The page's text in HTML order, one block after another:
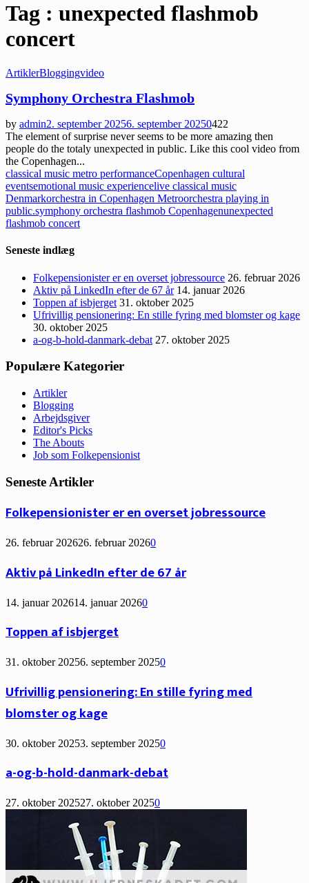
Tag : unexpected flashmob
concert
ArtiklerBloggingvideo
Symphony Orchestra Flashmob
by admin2. september 20256. september 20250422
The element of surprise never seems to be more amazing then
people do the totaly unexpected in public. Like this cool video from
the Copenhagen...
classical music metro performanceCopenhagen cultural
eventsemotional music experiencelive classical music
Denmarkorchestra in Copenhagen Metroorchestra playing in
public.symphony orchestra flashmob Copenhagenunexpected
flashmob concert
Seneste indlæg
Folkepensionister er en overset jobressource 26. februar 2026
Aktiv på LinkedIn efter de 67 år 14. januar 2026
Toppen af isbjerget 31. oktober 2025
Ufrivillig pensionering: En stille fyring med blomster og kage
30. oktober 2025
a-og-b-hold-danmark-debat 27. oktober 2025
Populære Kategorier
Artikler
Blogging
Arbejdsgiver
Editor's Picks
The Abouts
Job som Folkepensionist
Seneste Artikler
Folkepensionister er en overset jobressource
26. februar 202626. februar 20260
Aktiv på LinkedIn efter de 67 år
14. januar 202614. januar 20260
Toppen af isbjerget
31. oktober 20256. september 20250
Ufrivillig pensionering: En stille fyring med
blomster og kage
30. oktober 20253. september 20250
a-og-b-hold-danmark-debat
27. oktober 202527. oktober 20250